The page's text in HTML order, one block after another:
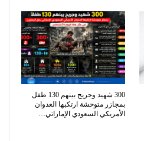
300 شهيد وجريح بينهم 130 طفل
بمجازر متوحشة ارتكبها العدوان
الأمريكي السعودي الإماراتي…